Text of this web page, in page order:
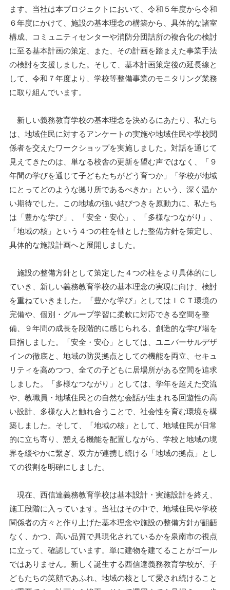
ます。当社は本プロジェクトにおいて、令和５年度から令和
６年度にかけて、施設の基本理念の構築から、具体的な諸室
構成、コミュニティセンターや消防分団詰所の複合化の検討
に至る基本計画の策定、また、その計画を踏まえた事業手法
の検討を支援しました。そして、基本計画策定後の延長線と
して、令和７年度より、学校等整備事業のモニタリング業務
に取り組んでいます。
新しい義務教育学校の基本理念を決めるにあたり、私たち
は、地域住民に対するアンケートの実施や地域住民や学校関
係者を交えたワークショップを実施しました。対話を通じて
見えてきたのは、単なる校舎の更新を望む声ではなく、「９
年間の学びを通じて子どもたちがどう育つか」「学校が地域
にとってどのような拠り所であるべきか」という、深く温か
い期待でした。この地域の強い結びつきを原動力に、私たち
は「豊かな学び」、「安全・安心」、「多様なつながり」、
「地域の核」という４つの柱を軸とした整備方針を策定し、
具体的な施設計画へと展開しました。
施設の整備方針として策定した４つの柱をより具体的にし
ていき、新しい義務教育学校の基本理念の実現に向け、検討
を重ねていきました。「豊かな学び」としてはＩＣＴ環境の
完備や、個別・グループ学習に柔軟に対応できる空間を整
備、９年間の成長を段階的に感じられる、創造的な学び場を
目指しました。「安全・安心」としては、ユニバーサルデザ
インの徹底と、地域の防災拠点としての機能を両立、セキュ
リティを高めつつ、全ての子どもに居場所がある空間を追求
しました。「多様なつながり」としては、学年を超えた交流
や、教職員・地域住民との自然な会話が生まれる回遊性の高
い設計、多様な人と触れ合うことで、社会性を育む環境を構
築しました。そして、「地域の核」として、地域住民が日常
的に立ち寄り、憩える機能を配置しながら、学校と地域の境
界を緩やかに繋ぎ、双方が連携し続ける「地域の拠点」とし
ての役割を明確にしました。
現在、西信達義務教育学校は基本設計・実施設計を終え、
施工段階に入っています。当社はその中で、地域住民や学校
関係者の方々と作り上げた基本理念や施設の整備方針が齟齬
なく、かつ、高い品質で具現化されているかを泉南市の視点
に立って、確認しています。単に建物を建てることがゴール
ではありません。新しく誕生する西信達義務教育学校が、子
どもたちの笑顔であふれ、地域の核として愛され続けること